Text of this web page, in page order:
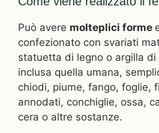
Può avere molteplici forme
confezionato con svariati
statuetta di legno o argilla
inclusa quella umana,
chiodi, piume, fango, foglie,
annodati, conchiglie, ossa,
cera o altre sostanze.